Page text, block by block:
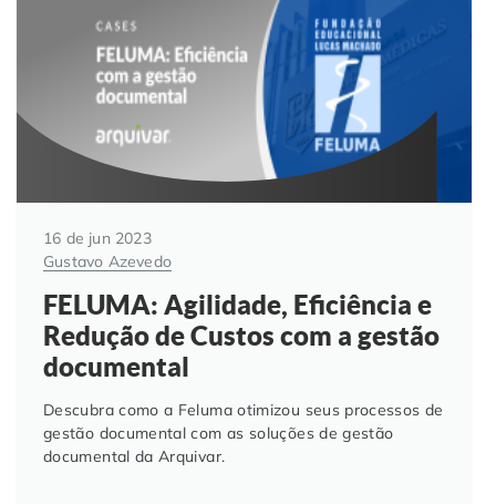
Automação de Processos
Educação Corporativa
Gerenciamento de NF-e
Adequação à LGPD
Assinatura Digital
Auditoria de Processos
Gestão do Departamento Pessoal
Hospitais e Clínicas
Instituições de Ensino
Departamento Pessoal
Departamento Financeiro
Cooperativas
Cases de Sucesso
Nossas Unidades
Blog
Trabalhe Conosco
O QUE NOS DIFERENCIA? DESCUBRA
16 de jun 2023
Gustavo Azevedo
FELUMA: Agilidade, Eficiência e
Redução de Custos com a gestão
documental
Descubra como a Feluma otimizou seus processos de
gestão documental com as soluções de gestão
documental da Arquivar.